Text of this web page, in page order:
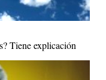
Tiene explicación